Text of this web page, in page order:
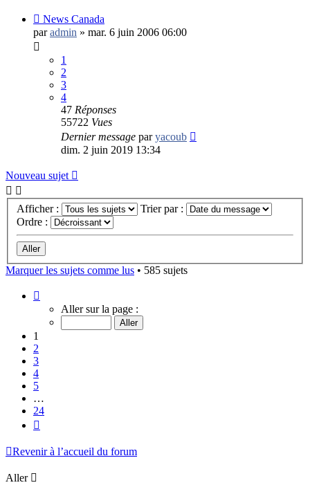
News Canada
paradmin » mar. 6 juin 2006 06:00
1
2
3
4
47 Réponses
55722 Vues
Dernier message paryacoub
dim. 2 juin 2019 13:34
Nouveau sujet
Afficher :
Trier par :
Ordre :
Marquer les sujets comme lus • 585 sujets
sur
Aller sur la page :
1
2
3
4
5
…
24
Revenir à l’accueil du forum
Aller